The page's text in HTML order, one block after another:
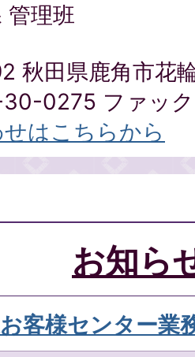
管理班
秋田県鹿角市花
30-0275 ファッ
はこちらから
お知ら
客様センター業